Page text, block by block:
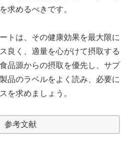
求めるべきです。
トは、その健康効果を最大限に
良く、適量を心がけて摂取する
品源からの摂取を優先し、サプ
品のラベルをよく読み、必要に
を求めましょう。
参考文献